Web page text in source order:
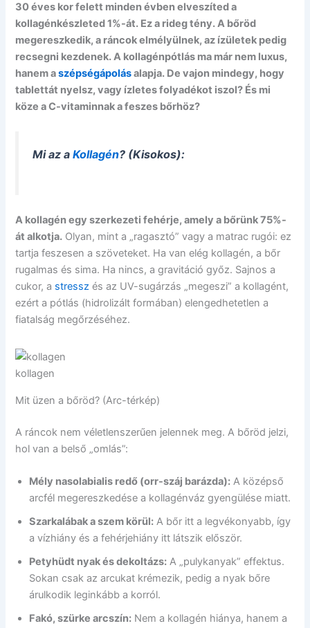
30 éves kor felett minden évben elveszíted a
kollagénkészleted 1%-át. Ez a rideg tény. A bőröd
megereszkedik, a ráncok elmélyülnek, az ízületek pedig
recsegni kezdenek. A kollagénpótlás ma már nem luxus,
hanem aszépségápolásalapja. De vajon mindegy, hogy
tablettát nyelsz, vagy ízletes folyadékot iszol? És mi
köze a C-vitaminnak a feszes bőrhöz?
Mi az aKollagén? (Kisokos):
A kollagén egy szerkezeti fehérje, amely a bőrünk 75%-
át alkotja. Olyan, mint a „ragasztó” vagy a matrac rugói: ez
tartja feszesen a szöveteket. Ha van elég kollagén, a bőr
rugalmas és sima. Ha nincs, a gravitáció győz. Sajnos a
cukor, a stressz és az UV-sugárzás „megeszi” a kollagént,
ezért a pótlás (hidrolizált formában) elengedhetetlen a
fiatalság megőrzéséhez.
kollagen
Mit üzen a bőröd? (Arc-térkép)
A ráncok nem véletlenszerűen jelennek meg. A bőröd jelzi,
hol van a belső „omlás”:
Mély nasolabialis redő (orr-száj barázda): A középső
arcfél megereszkedése a kollagénváz gyengülése miatt.
Szarkalábak a szem körül: A bőr itt a legvékonyabb, így
a vízhiány és a fehérjehiány itt látszik először.
Petyhüdt nyak és dekoltázs: A „pulykanyak” effektus.
Sokan csak az arcukat krémezik, pedig a nyak bőre
árulkodik leginkább a korról.
Fakó, szürke arcszín: Nem a kollagén hiánya, hanem a